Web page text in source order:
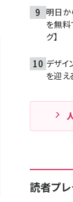
明日
を無料
グ】
デザ
を迎
読者プ